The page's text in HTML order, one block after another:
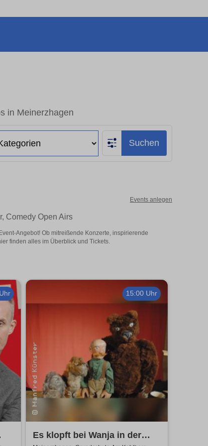
in Meinerzhagen
Suchen
Events anlegen
Comedy Open Airs
Angebot! Ob mitreißende Konzerte, inspirierende
finden alles im Überblick und Tickets.
15:00 Uhr
Es klopft bei Wanja in der